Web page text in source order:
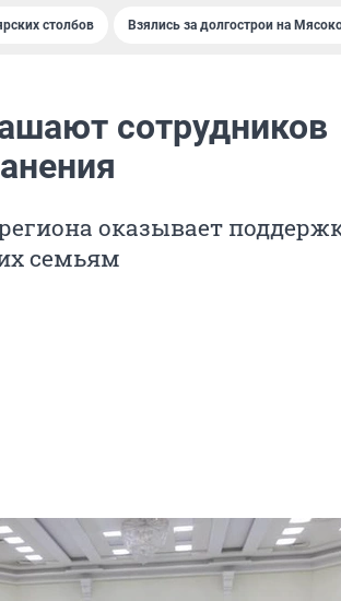
столбов Взялись за долгострои на
сотрудников
оказывает
семьям